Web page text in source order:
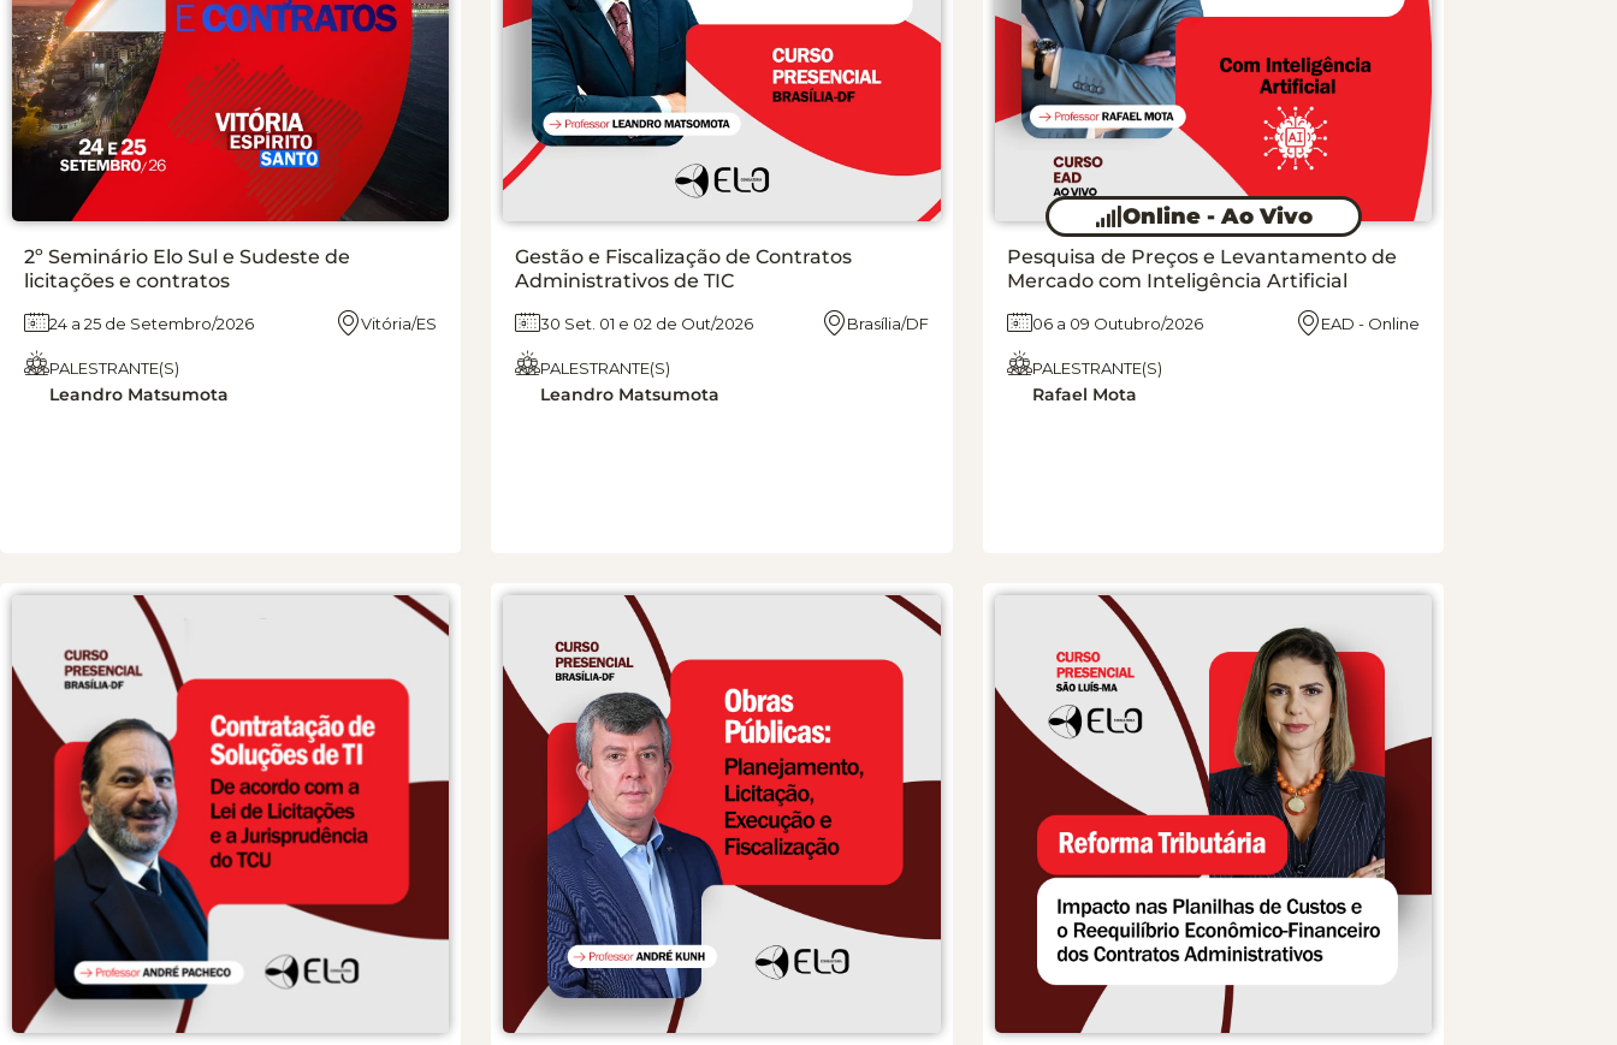
2º Seminário Elo Sul e Sudeste de
licitações e contratos
24 a 25 de Setembro/2026 Vitória/ES
PALESTRANTE(S)
Leandro Matsumota
Gestão e Fiscalização de Contratos
Administrativos de TIC
30 Set. 01 e 02 de Out/2026 Brasília/DF
PALESTRANTE(S)
Leandro Matsumota
Online - Ao Vivo
Pesquisa de Preços e Levantamento de
Mercado com Inteligência Artificial
06 a 09 Outubro/2026 EAD - Online
PALESTRANTE(S)
Rafael Mota